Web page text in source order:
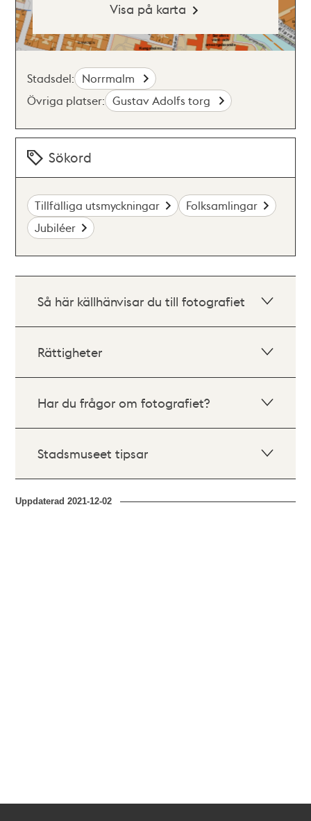
Visa på karta
Stadsdel: Norrmalm
Övriga platser: Gustav Adolfs torg
Sökord
Tillfälliga utsmyckningar
Folksamlingar
Jubiléer
Så här källhänvisar du till fotografiet
Rättigheter
Har du frågor om fotografiet?
Stadsmuseet tipsar
Uppdaterad2021-12-02